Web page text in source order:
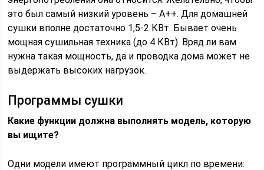
это был самый низкий уровень – А++. Для домашней
сушки вполне достаточно 1,5-2 КВт. Бывает очень
мощная сушильная техника (до 4 КВт). Вряд ли вам
нужна такая мощность, да и проводка дома может не
выдержать высоких нагрузок.
Программы сушки
Какие функции должна выполнять модель, которую
вы ищите?
Одни модели имеют программный цикл по времени: